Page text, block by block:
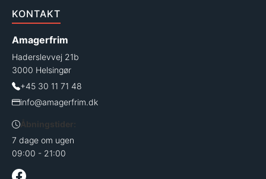
KONTAKT
Amagerfrim
Haderslevvej 21b
3000 Helsingør
+45 30 11 71 48
info@amagerfrim.dk
Åbningstider:
7 dage om ugen
09:00 - 21:00